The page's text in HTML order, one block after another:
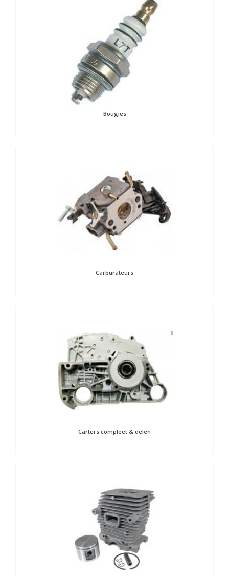
Bougies
Carburateurs
Carters compleet & delen